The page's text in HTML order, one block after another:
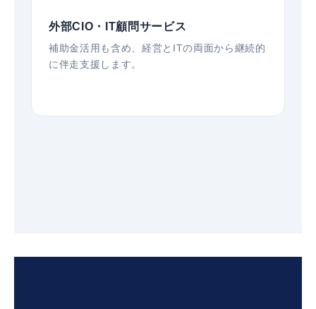
外部CIO・IT顧問サービス
補助金活用も含め、経営とITの両面から継続的
に伴走支援します。